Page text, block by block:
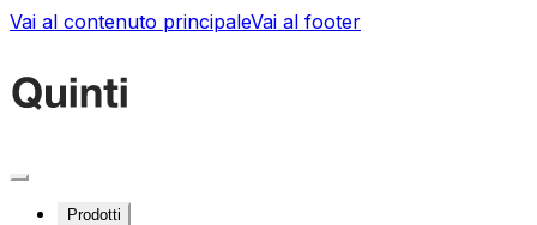
Vai al contenuto principaleVai al footer
Prodotti